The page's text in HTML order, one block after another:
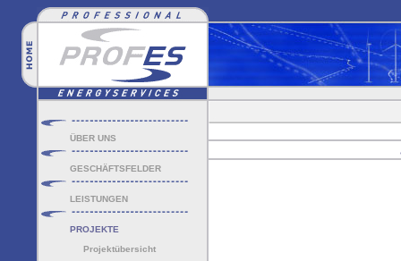
ÜBER UNS
GESCHÄFTSFELDER
LEISTUNGEN
PROJEKTE
Projektübersicht